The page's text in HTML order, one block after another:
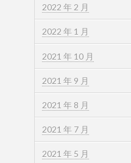
2022 年 2 月
2022 年 1 月
2021 年 10 月
2021 年 9 月
2021 年 8 月
2021 年 7 月
2021 年 5 月